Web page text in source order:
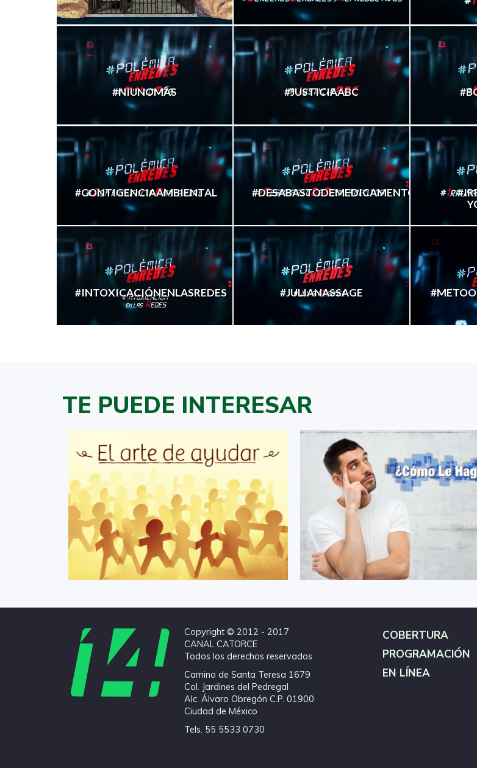
#NIUNOMÁS #JUSTICIAABC
#CONTIGENCIAAMBIENTAL #DESABASTODEMEDICAMENTOS.
#INTOXICACIÓNENLASREDES #JULIANASSAGE
TE PUEDE INTERESAR
Copyright © 2012 - 2017
CANAL CATORCE
Todos los derechos reservados
Camino de Santa Teresa 1679
Col. Jardines del Pedregal
Alc. Álvaro Obregón C.P. 01900
Ciudad de México
Tels. 55 5533 0730
COBERTURA
PROGRAMACIÓN
EN LÍNEA